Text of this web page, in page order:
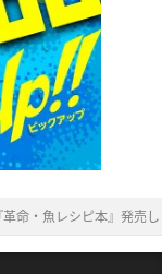
命・魚レシピ本』発売